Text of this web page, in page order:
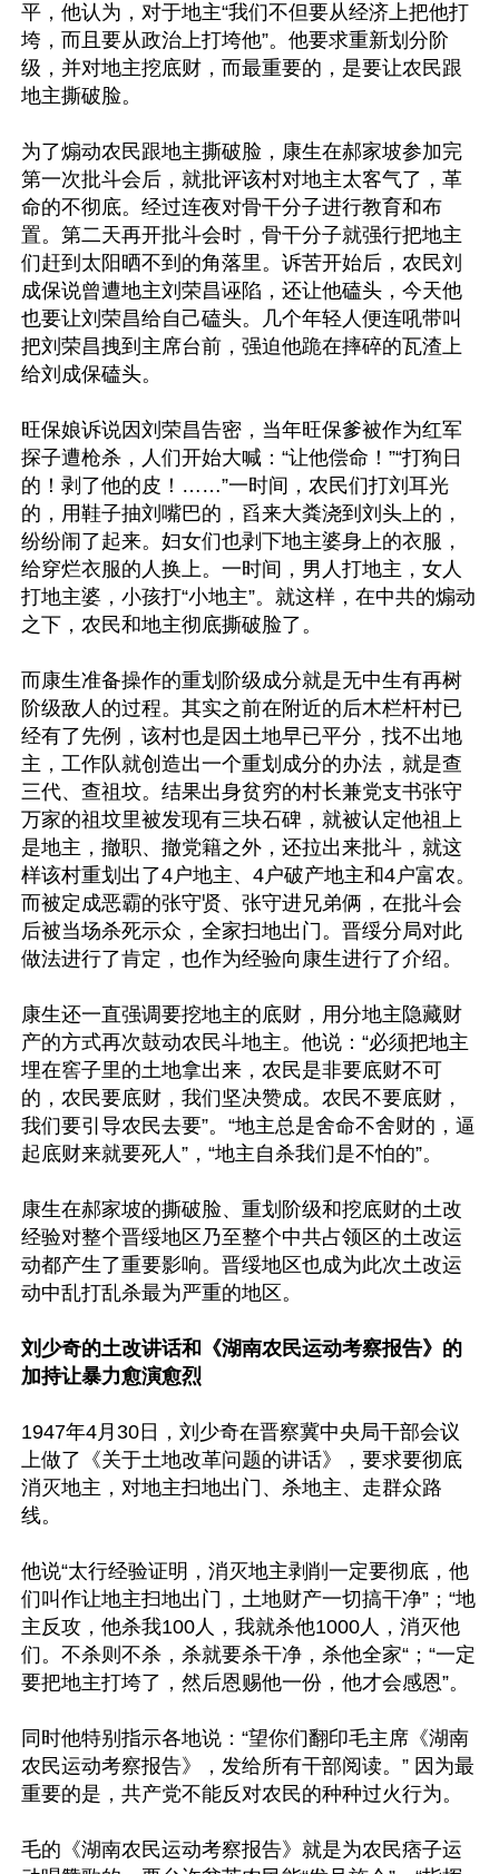
平，他认为，对于地主“我们不但要从经济上把他打
垮，而且要从政治上打垮他”。他要求重新划分阶
级，并对地主挖底财，而最重要的，是要让农民跟
地主撕破脸。
为了煽动农民跟地主撕破脸，康生在郝家坡参加完
第一次批斗会后，就批评该村对地主太客气了，革
命的不彻底。经过连夜对骨干分子进行教育和布
置。第二天再开批斗会时，骨干分子就强行把地主
们赶到太阳晒不到的角落里。诉苦开始后，农民刘
成保说曾遭地主刘荣昌诬陷，还让他磕头，今天他
也要让刘荣昌给自己磕头。几个年轻人便连吼带叫
把刘荣昌拽到主席台前，强迫他跪在摔碎的瓦渣上
给刘成保磕头。
旺保娘诉说因刘荣昌告密，当年旺保爹被作为红军
探子遭枪杀，人们开始大喊：“让他偿命！”“打狗日
的！剥了他的皮！……”一时间，农民们打刘耳光
的，用鞋子抽刘嘴巴的，舀来大粪浇到刘头上的，
纷纷闹了起来。妇女们也剥下地主婆身上的衣服，
给穿烂衣服的人换上。一时间，男人打地主，女人
打地主婆，小孩打“小地主”。就这样，在中共的煽动
之下，农民和地主彻底撕破脸了。
而康生准备操作的重划阶级成分就是无中生有再树
阶级敌人的过程。其实之前在附近的后木栏杆村已
经有了先例，该村也是因土地早已平分，找不出地
主，工作队就创造出一个重划成分的办法，就是查
三代、查祖坟。结果出身贫穷的村长兼党支书张守
万家的祖坟里被发现有三块石碑，就被认定他祖上
是地主，撤职、撤党籍之外，还拉出来批斗，就这
样该村重划出了4户地主、4户破产地主和4户富农。
而被定成恶霸的张守贤、张守进兄弟俩，在批斗会
后被当场杀死示众，全家扫地出门。晋绥分局对此
做法进行了肯定，也作为经验向康生进行了介绍。
康生还一直强调要挖地主的底财，用分地主隐藏财
产的方式再次鼓动农民斗地主。他说：“必须把地主
埋在窖子里的土地拿出来，农民是非要底财不可
的，农民要底财，我们坚决赞成。农民不要底财，
我们要引导农民去要”。“地主总是舍命不舍财的，逼
起底财来就要死人”，“地主自杀我们是不怕的”。
康生在郝家坡的撕破脸、重划阶级和挖底财的土改
经验对整个晋绥地区乃至整个中共占领区的土改运
动都产生了重要影响。晋绥地区也成为此次土改运
动中乱打乱杀最为严重的地区。
刘少奇的土改讲话和《湖南农民运动考察报告》的
加持让暴力愈演愈烈
1947年4月30日，刘少奇在晋察冀中央局干部会议
上做了《关于土地改革问题的讲话》，要求要彻底
消灭地主，对地主扫地出门、杀地主、走群众路
线。
他说“太行经验证明，消灭地主剥削一定要彻底，他
们叫作让地主扫地出门，土地财产一切搞干净”；“地
主反攻，他杀我100人，我就杀他1000人，消灭他
们。不杀则不杀，杀就要杀干净，杀他全家“；“一定
要把地主打垮了，然后恩赐他一份，他才会感恩”。
同时他特别指示各地说：“望你们翻印毛主席《湖南
农民运动考察报告》，发给所有干部阅读。” 因为最
重要的是，共产党不能反对农民的种种过火行为。
毛的《湖南农民运动考察报告》就是为农民痞子运